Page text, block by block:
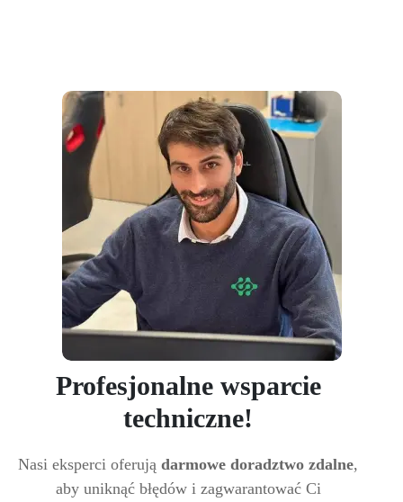
Profesjonalne wsparcie
techniczne!
Nasi eksperci oferują darmowe doradztwo zdalne,
aby uniknąć błędów i zagwarantować Ci